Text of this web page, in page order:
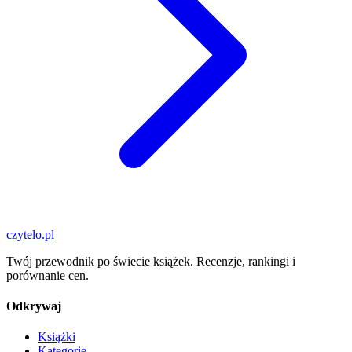
czytelo.pl
Twój przewodnik po świecie książek. Recenzje, rankingi i
porównanie cen.
Odkrywaj
Książki